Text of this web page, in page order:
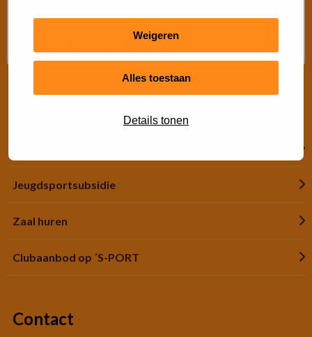
Weigeren
Alles toestaan
Details tonen
Advies Sport- en Beweegadviseur
Jeugdsportsubsidie
Zaal huren
Clubaanbod op ´S-PORT
Contact